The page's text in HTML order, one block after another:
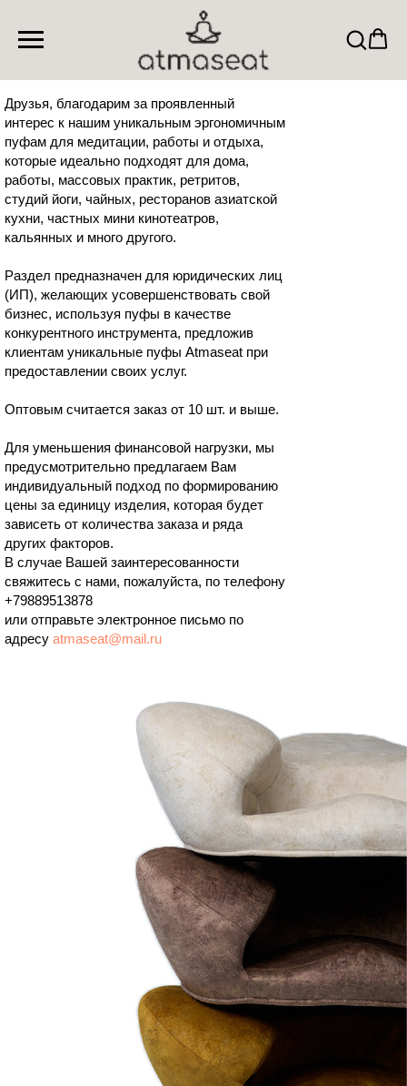
Друзья, благодарим за проявленный
интерес к нашим уникальным эргономичным
пуфам для медитации, работы и отдыха,
которые идеально подходят для дома,
работы, массовых практик, ретритов,
студий йоги, чайных, ресторанов азиатской
кухни, частных мини кинотеатров,
кальянных и много другого.
Раздел предназначен для юридических лиц
(ИП), желающих усовершенствовать свой
бизнес, используя пуфы в качестве
конкурентного инструмента, предложив
клиентам уникальные пуфы Atmaseat при
предоставлении своих услуг.
Оптовым считается заказ от 10 шт. и выше.
Для уменьшения финансовой нагрузки, мы
предусмотрительно предлагаем Вам
индивидуальный подход по формированию
цены за единицу изделия, которая будет
зависеть от количества заказа и ряда
других факторов.
В случае Вашей заинтересованности
свяжитесь с нами, пожалуйста, по телефону
+79889513878
или отправьте электронное письмо по
адресу atmaseat@mail.ru